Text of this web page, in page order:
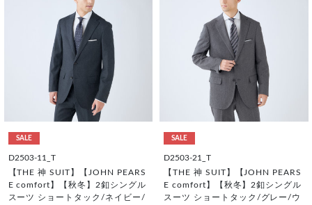
SALE
D2503-11_T
【THE 神 SUIT】【JOHN PEARS
E comfort】【秋冬】2釦シングル
スーツ ショートタック/ネイビー/
SALE
D2503-21_T
【THE 神 SUIT】【JOHN PEARS
E comfort】【秋冬】2釦シングル
スーツ ショートタック/グレー/ウ